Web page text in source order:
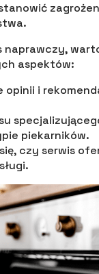
naprawczy,
aspektów:
opinii i
piekarników.
czy serwis